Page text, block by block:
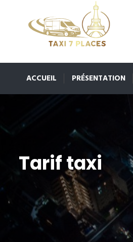
ACCUEIL PRÉSENTATION
Tarif taxi